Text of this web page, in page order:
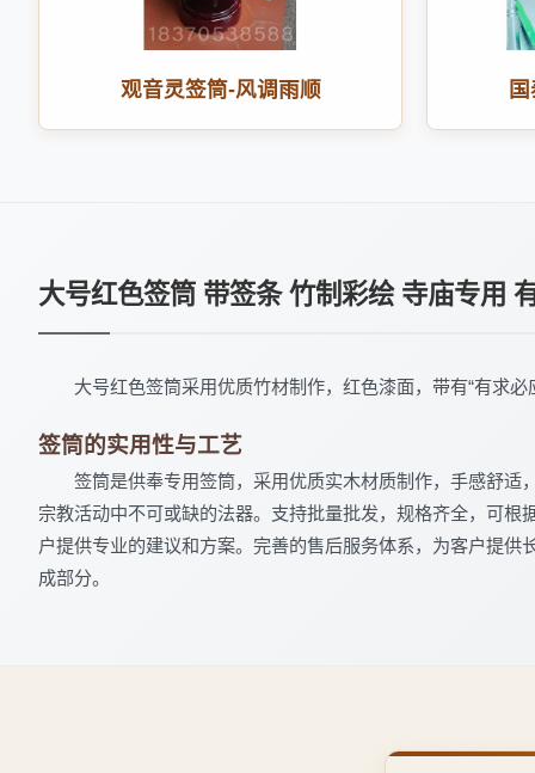
观音灵签筒-风调雨顺
大号红色签筒 带签条 竹制彩绘 寺庙专用
大号红色签筒采用优质竹材制作，红色漆面，带有“有求
签筒的实用性与工艺
签筒是供奉专用签筒，采用优质实木材质制作，手感舒
宗教活动中不可或缺的法器。支持批量批发，规格齐全，可
户提供专业的建议和方案。完善的售后服务体系，为客户提
成部分。